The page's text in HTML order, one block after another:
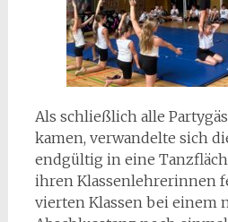
Als schließlich alle
kamen, verwandelte sich
endgültig in eine
ihren Klassenlehrerinnen
vierten Klassen bei einem